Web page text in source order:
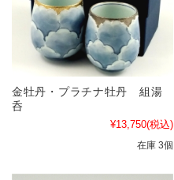
金牡丹・プラチナ牡丹 組湯
呑
¥13,750(税込)
在庫 3個